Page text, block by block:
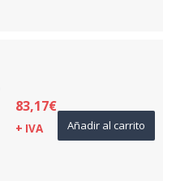
83,17€
+ IVA Añadir al carrito